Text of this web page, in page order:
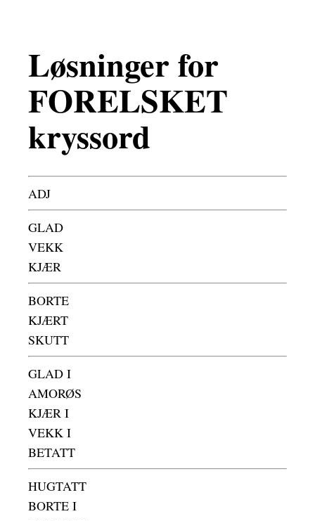
Løsninger for
FORELSKET
kryssord
ADJ
GLAD
VEKK
KJÆR
BORTE
KJÆRT
SKUTT
GLAD I
AMORØS
KJÆR I
VEKK I
BETATT
HUGTATT
BORTE I